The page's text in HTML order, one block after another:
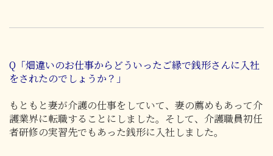
Q「畑違いのお仕事からどういったご縁で銭形さんに入社
をされたのでしょうか？」
もともと妻が介護の仕事をしていて、妻の薦めもあって介
護業界に転職することにしました。そして、介護職員初任
者研修の実習先でもあった銭形に入社しました。